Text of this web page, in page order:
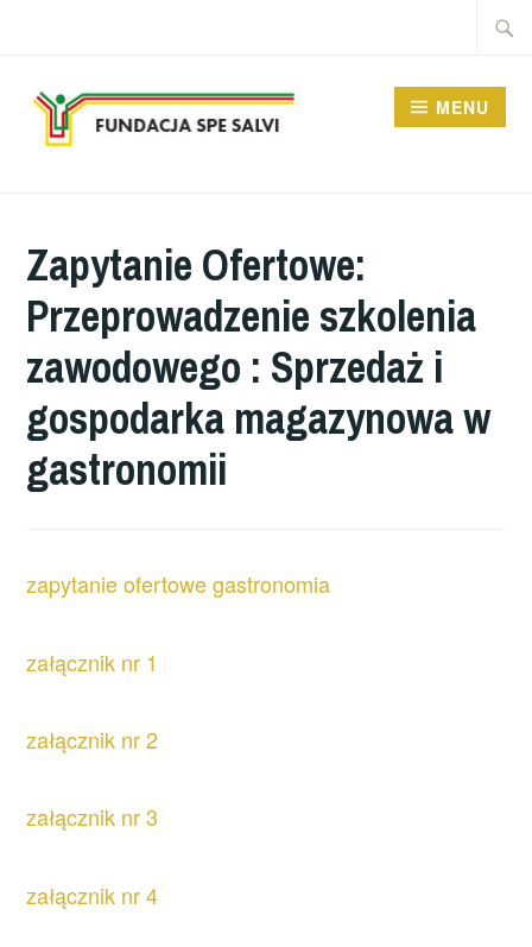
treści
MENU
Zapytanie Ofertowe:
Przeprowadzenie szkolenia
zawodowego : Sprzedaż i
gospodarka magazynowa w
gastronomii
zapytanie ofertowe gastronomia
załącznik nr 1
załącznik nr 2
załącznik nr 3
załącznik nr 4